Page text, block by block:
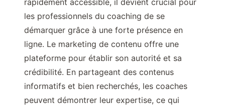
rapidement accessible, il devient crucial pour
les professionnels du coaching de se
démarquer grâce à une forte présence en
ligne. Le marketing de contenu offre une
plateforme pour établir son autorité et sa
crédibilité. En partageant des contenus
informatifs et bien recherchés, les coaches
peuvent démontrer leur expertise, ce qui